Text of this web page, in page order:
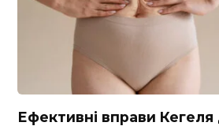
Ефективні вправи Кегеля